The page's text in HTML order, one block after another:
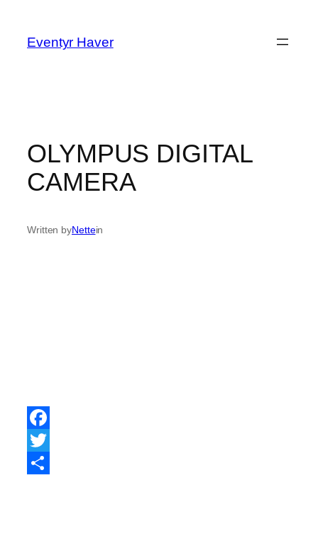
indhold
Eventyr Haver
OLYMPUS DIGITAL
CAMERA
Written byNettein
Facebook
Twitter